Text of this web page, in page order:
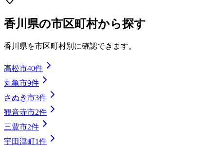
香川県の市区町村から探す
香川県を市区町村別に確認できます。
高松市40件
丸亀市9件
さぬき市3件
観音寺市2件
三豊市2件
宇田津町1件